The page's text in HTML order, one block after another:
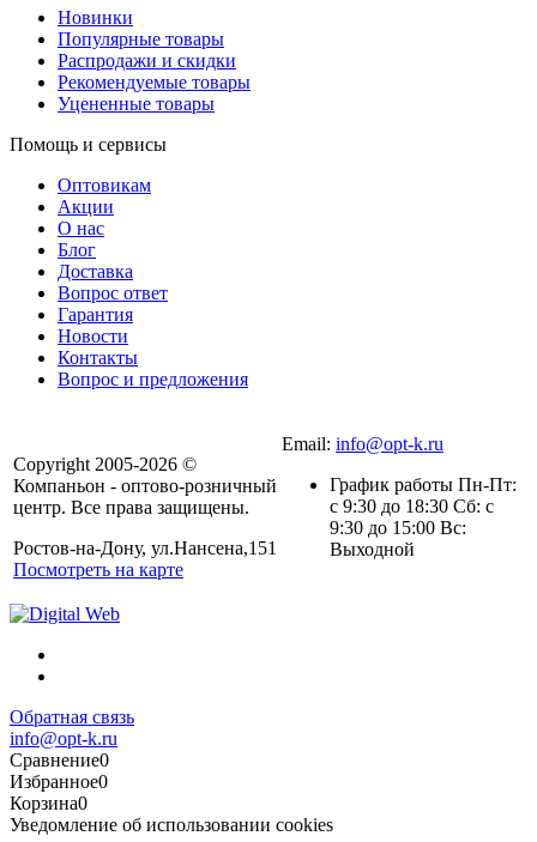
Новинки
Популярные товары
Распродажи и скидки
Рекомендуемые товары
Уцененные товары
Помощь и сервисы
Оптовикам
Акции
О нас
Блог
Доставка
Вопрос ответ
Гарантия
Новости
Контакты
Вопрос и предложения
Copyright 2005-2026 ©
Компаньон - оптово-розничный
центр. Все права защищены.
Ростов-на-Дону, ул.Нансена,151
Посмотреть на карте
Email: info@opt-k.ru
График работы Пн-Пт:
с 9:30 до 18:30 Сб: с
9:30 до 15:00 Вс:
Выходной
Обратная связь
info@opt-k.ru
Сравнение0
Избранное0
Корзина0
Уведомление об использовании cookies